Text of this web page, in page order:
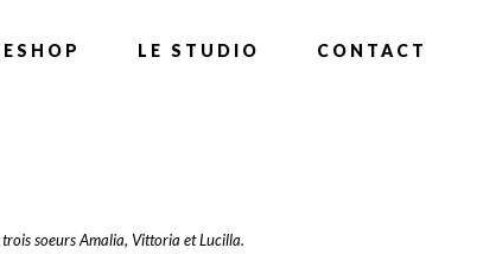
ESHOP LE STUDIO CONTACT
soeurs Amalia, Vittoria et Lucilla.